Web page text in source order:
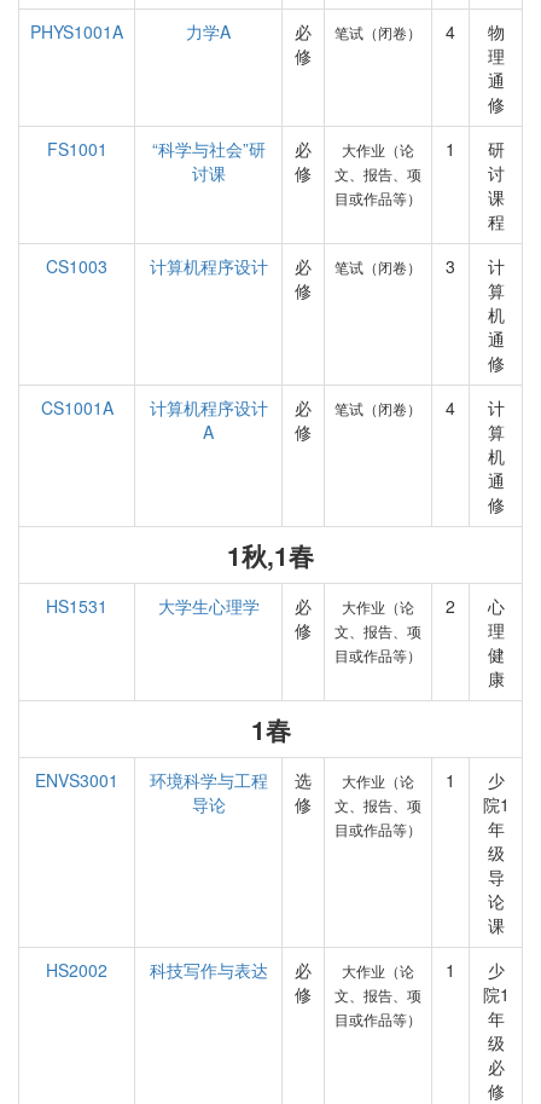
PHYS1001A
力学A
必
修
笔试（闭卷） 4
物
理
通
修
FS1001
“科学与社会”研
讨课
必
修
大作业（论
文、报告、项
目或作品等）
1
研
讨
课
程
CS1003
计算机程序设计
必
修
笔试（闭卷） 3
计
算
机
通
修
CS1001A
计算机程序设计
A
必
修
笔试（闭卷） 4
计
算
机
通
修
1秋,1春
HS1531 大学生心理学
必
修
大作业（论
文、报告、项
目或作品等）
2
心
理
健
康
1春
ENVS3001
环境科学与工程
导论
选
修
大作业（论
文、报告、项
目或作品等）
1
少
院1
年
级
导
论
课
HS2002
科技写作与表达
必
修
大作业（论
文、报告、项
目或作品等）
1
少
院1
年
级
必
修